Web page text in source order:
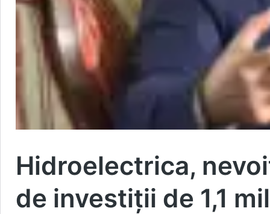
Hidroelectrica,
de investiţii de 1,1